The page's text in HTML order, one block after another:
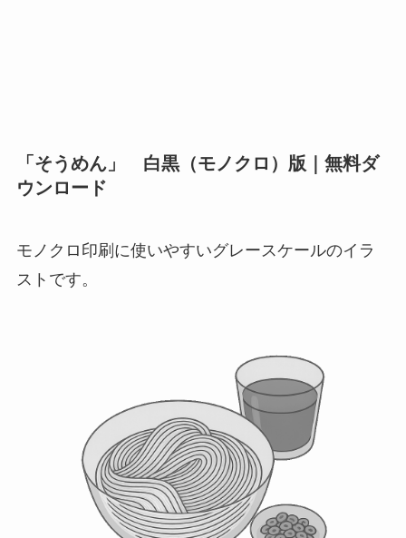
「そうめん」 白黒（モノクロ）版｜無料ダ
ウンロード
モノクロ印刷に使いやすいグレースケールのイラ
ストです。